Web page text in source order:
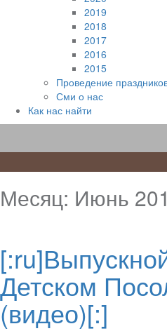
2019
2018
2017
2016
2015
Проведение
Сми о нас
Как нас найти
Месяц: Июнь
Детском
(видео)[:]